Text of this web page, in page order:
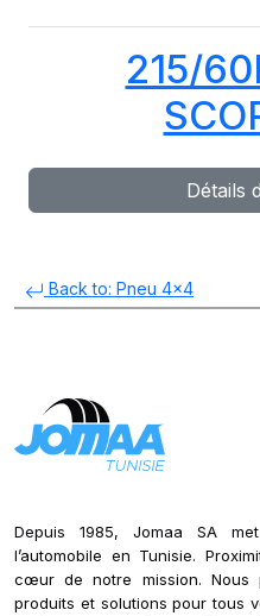
215/
Détails
Back to: Pneu 4x4
Depuis 1985, Jomaa SA
l’automobile en Tunisie.
cœur de notre mission. Nous
produits et solutions pour tous